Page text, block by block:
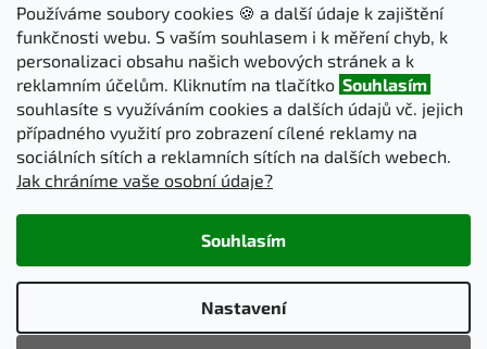
Používáme soubory cookies 🍪 a další údaje k zajištění
funkčnosti webu. S vaším souhlasem i k měření chyb, k
personalizaci obsahu našich webových stránek a k
reklamním účelům. Kliknutím na tlačítko Souhlasím
souhlasíte s využíváním cookies a dalších údajů vč. jejich
případného využití pro zobrazení cílené reklamy na
sociálních sítích a reklamních sítích na dalších webech.
Jak chráníme vaše osobní údaje?
Nastavení
Souhlasím
Odebírat newsletter
Vložte svůj e-mail a my vám budeme zasílat informace o nových
produktech na našem e-shopu.
E-mail
PŘIHLÁSIT SE